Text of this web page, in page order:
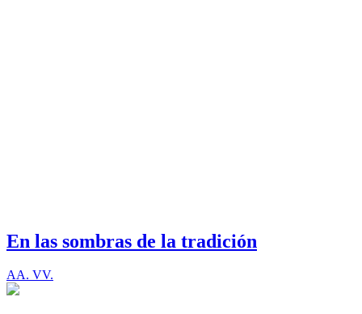
En las sombras de la tradición
AA. VV.